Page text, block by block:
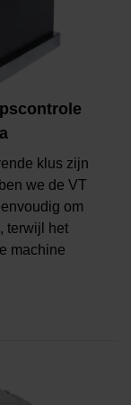
klus zijn
we de VT
om
terwijl het
machine